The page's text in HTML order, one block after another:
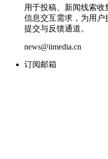
用于投稿、新闻线索
信息交互需求，为用户
提交与反馈通道。
news@iimedia.cn
订阅邮箱